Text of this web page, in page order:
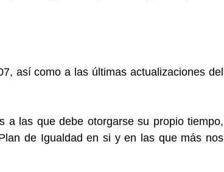
así como a las últimas actualizaciones del
a las que debe otorgarse su propio tiempo,
de Igualdad en si y en las que más nos